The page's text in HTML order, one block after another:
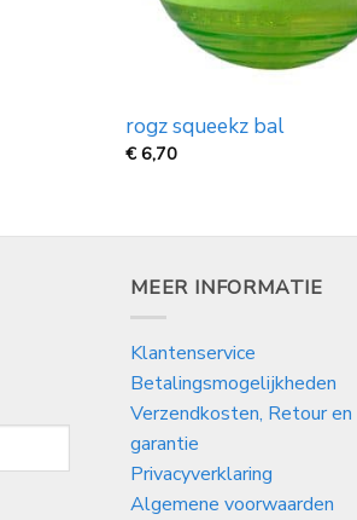
rogz squeekz bal
€6,70
MEER INFORMATIE
Klantenservice
Betalingsmogelijkheden
Verzendkosten, Retour en
garantie
Privacyverklaring
Algemene voorwaarden